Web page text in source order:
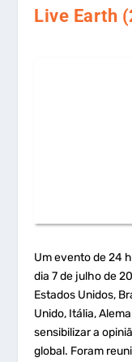
Live Earth
Um evento de 24
dia 7 de julho de
Estados Unidos,
Unido, Itália,
sensibilizar a
global. Foram